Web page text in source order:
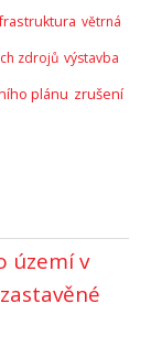
větrná
zdrojů výstavba
plánu zrušení
území v